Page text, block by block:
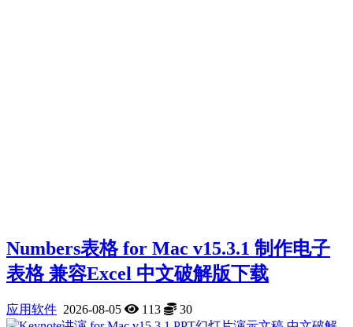
Numbers表格 for Mac v15.3.1 制作电子
表格 兼容Excel 中文破解版下载
应用软件 2026-08-05 113 30